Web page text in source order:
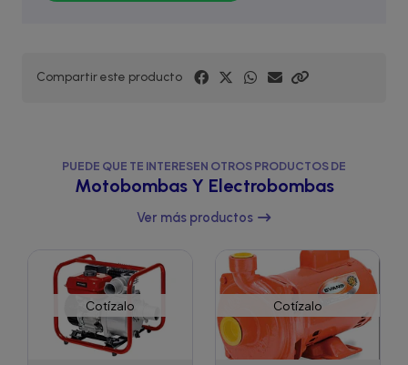
Compartir este producto
PUEDE QUE TE INTERESEN OTROS PRODUCTOS DE
Motobombas Y Electrobombas
Ver más productos
Cotízalo Cotízalo